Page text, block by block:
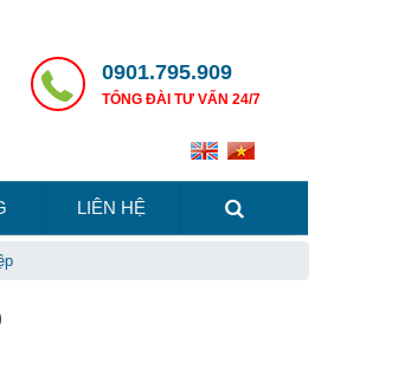
0901.795.909
TỔNG ĐÀI TƯ VẤN 24/7
LIÊN HỆ